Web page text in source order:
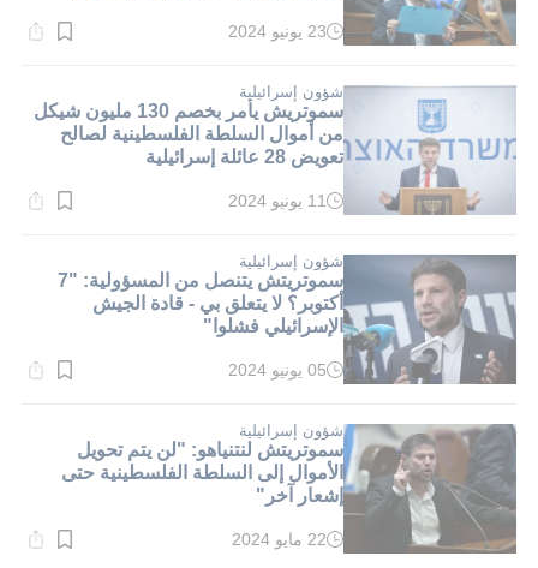
وقت
دقيقة.
23 يونيو 2024
شؤون إسرائيلية
سموتريش يأمر بخصم 130 مليون شيكل
من أموال السلطة الفلسطينية لصالح
تعويض 28 عائلة إسرائيلية
وقت
دقيقة.
11 يونيو 2024
شؤون إسرائيلية
سموتريتش يتنصل من المسؤولية: "7
أكتوبر؟ لا يتعلق بي - قادة الجيش
الإسرائيلي فشلوا"
وقت
دقيقة.
05 يونيو 2024
شؤون إسرائيلية
سموتريتش لنتنياهو: "لن يتم تحويل
الأموال إلى السلطة الفلسطينية حتى
إشعار آخر"
وقت
22 مايو 2024